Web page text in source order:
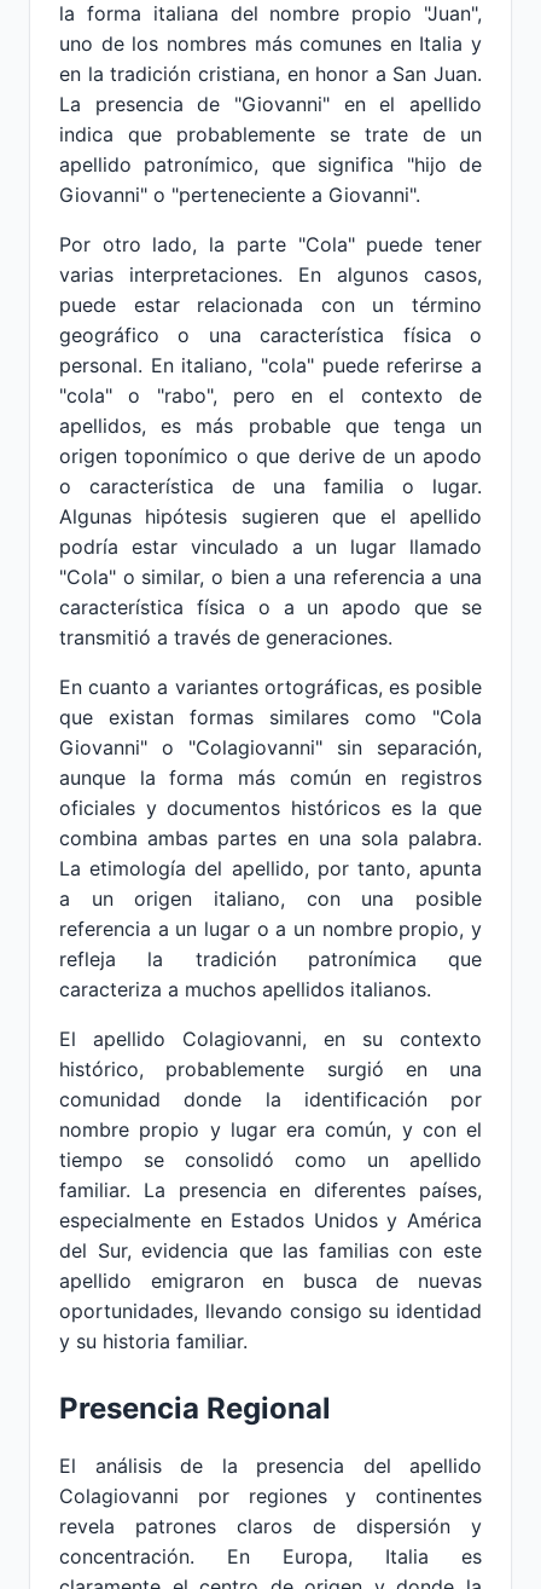
la forma italiana del nombre propio "Juan",
uno de los nombres más comunes en Italia y
en la tradición cristiana, en honor a San Juan.
La presencia de "Giovanni" en el apellido
indica que probablemente se trate de un
apellido patronímico, que significa "hijo de
Giovanni" o "perteneciente a Giovanni".
Por otro lado, la parte "Cola" puede tener
varias interpretaciones. En algunos casos,
puede estar relacionada con un término
geográfico o una característica física o
personal. En italiano, "cola" puede referirse a
"cola" o "rabo", pero en el contexto de
apellidos, es más probable que tenga un
origen toponímico o que derive de un apodo
o característica de una familia o lugar.
Algunas hipótesis sugieren que el apellido
podría estar vinculado a un lugar llamado
"Cola" o similar, o bien a una referencia a una
característica física o a un apodo que se
transmitió a través de generaciones.
En cuanto a variantes ortográficas, es posible
que existan formas similares como "Cola
Giovanni" o "Colagiovanni" sin separación,
aunque la forma más común en registros
oficiales y documentos históricos es la que
combina ambas partes en una sola palabra.
La etimología del apellido, por tanto, apunta
a un origen italiano, con una posible
referencia a un lugar o a un nombre propio, y
refleja la tradición patronímica que
caracteriza a muchos apellidos italianos.
El apellido Colagiovanni, en su contexto
histórico, probablemente surgió en una
comunidad donde la identificación por
nombre propio y lugar era común, y con el
tiempo se consolidó como un apellido
familiar. La presencia en diferentes países,
especialmente en Estados Unidos y América
del Sur, evidencia que las familias con este
apellido emigraron en busca de nuevas
oportunidades, llevando consigo su identidad
y su historia familiar.
Presencia Regional
El análisis de la presencia del apellido
Colagiovanni por regiones y continentes
revela patrones claros de dispersión y
concentración. En Europa, Italia es